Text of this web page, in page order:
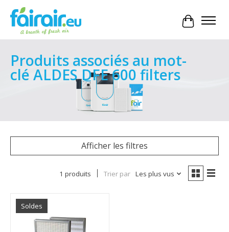
Panier
Produits associés au mot-
clé ALDES DFE 600 filters
Afficher les filtres
1 produits Trier par Les plus vus
Soldes